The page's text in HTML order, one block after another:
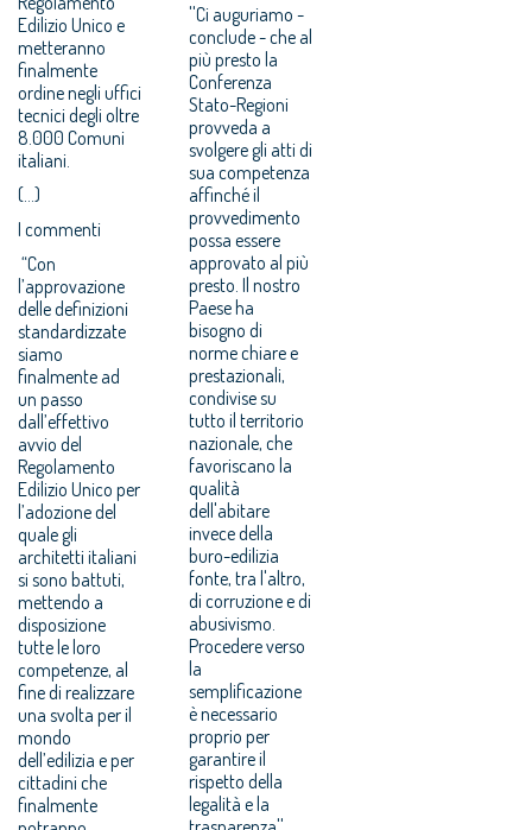
Edilizio Unico e
metteranno
finalmente
ordine negli uffici
tecnici degli oltre
8.000 Comuni
italiani.
(...)
I commenti
“Con
l’approvazione
delle definizioni
standardizzate
siamo
finalmente ad
un passo
dall’effettivo
avvio del
Regolamento
Edilizio Unico per
l’adozione del
quale gli
architetti italiani
si sono battuti,
mettendo a
disposizione
tutte le loro
competenze, al
fine di realizzare
una svolta per il
mondo
dell’edilizia e per
cittadini che
finalmente
''Ci auguriamo -
conclude - che al
più presto la
Conferenza
Stato-Regioni
provveda a
svolgere gli atti di
sua competenza
affinché il
provvedimento
possa essere
approvato al più
presto. Il nostro
Paese ha
bisogno di
norme chiare e
prestazionali,
condivise su
tutto il territorio
nazionale, che
favoriscano la
qualità
dell'abitare
invece della
buro-edilizia
fonte, tra l'altro,
di corruzione e di
abusivismo.
Procedere verso
la
semplificazione
è necessario
proprio per
garantire il
rispetto della
legalità e la